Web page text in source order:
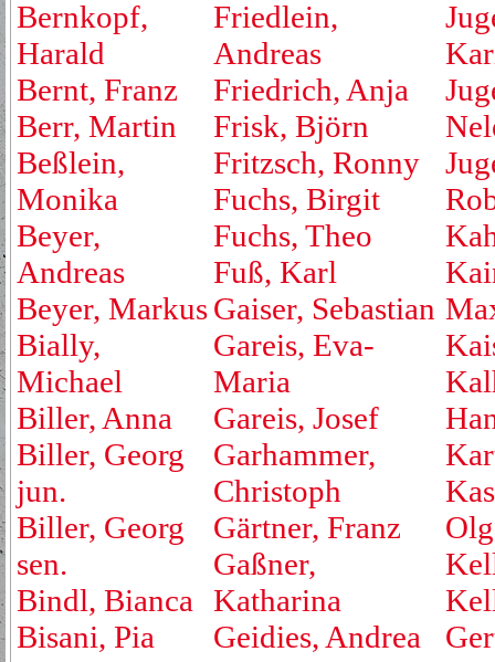
Bernkopf,
Harald
Bernt, Franz
Berr, Martin
Beßlein,
Monika
Beyer,
Andreas
Beyer, Markus
Bially,
Michael
Biller, Anna
Biller, Georg
jun.
Biller, Georg
sen.
Bindl, Bianca
Bisani, Pia
Friedlein,
Andreas
Friedrich, Anja
Frisk, Björn
Fritzsch, Ronny
Fuchs, Birgit
Fuchs, Theo
Fuß, Karl
Gaiser, Sebastian
Gareis, Eva-
Maria
Gareis, Josef
Garhammer,
Christoph
Gärtner, Franz
Gaßner,
Katharina
Geidies, Andrea